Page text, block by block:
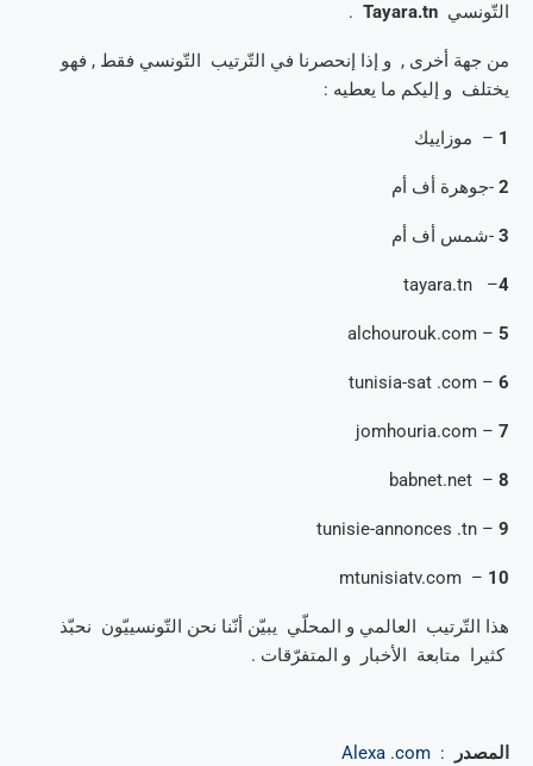
التّونسي Tayara.tn
.
من جهة أخرى , و إذا إنحصرنا في التّرتيب التّونسي فقط , فهو
يختلف و إليكم ما يعطيه :
1 – موزاييك
2 -جوهرة أف أم
3 -شمس أف أم
4
– tayara.tn
5
– alchourouk.com
6
– tunisia-sat .com
7
– jomhouria.com
8
– babnet.net
9
– tunisie-annonces .tn
10
– mtunisiatv.com
هذا التّرتيب العالمي و المحلّي يبيّن أنّنا نحن التّونسييّون نحبّذ
كثيرا متابعة الأخبار و المتفرّقات .
المصدر :
Alexa .com